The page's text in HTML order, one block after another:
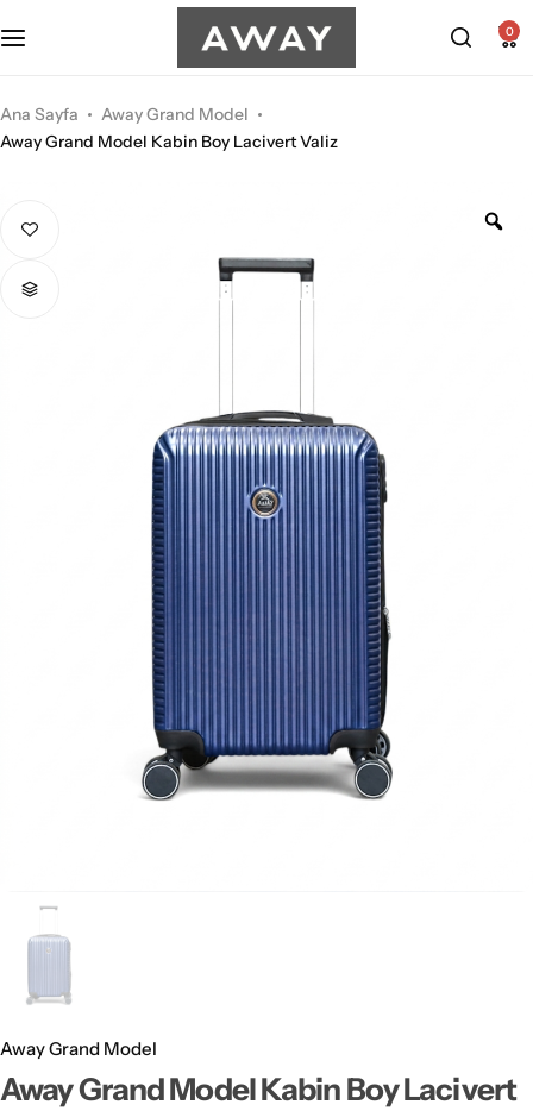
0
Ana Sayfa
Away Grand Model
Away Grand Model Kabin Boy Lacivert Valiz
Away Grand Model
Away Grand Model Kabin Boy Lacivert
Orta Boy Valizler
Büyük Boy Valizler
3’lü Valiz Setleri